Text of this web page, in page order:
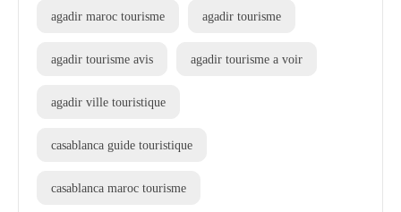
agadir maroc tourisme agadir tourisme
agadir tourisme avis agadir tourisme a voir
agadir ville touristique
casablanca guide touristique
casablanca maroc tourisme